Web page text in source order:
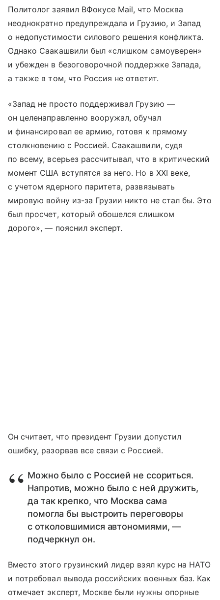
Политолог заявил ВФокусе Mail, что Москва
неоднократно предупреждала и Грузию, и Запад
о недопустимости силового решения конфликта.
Однако Саакашвили был «слишком самоуверен»
и убежден в безоговорочной поддержке Запада,
а также в том, что Россия не ответит.
«Запад не просто поддерживал Грузию —
он целенаправленно вооружал, обучал
и финансировал ее армию, готовя к прямому
столкновению с Россией. Саакашвили, судя
по всему, всерьез рассчитывал, что в критический
момент США вступятся за него. Но в XXI веке,
с учетом ядерного паритета, развязывать
мировую войну из-за Грузии никто не стал бы. Это
был просчет, который обошелся слишком
дорого», — пояснил эксперт.
Он считает, что президент Грузии допустил
ошибку, разорвав все связи с Россией.
Можно было с Россией не ссориться.
Напротив, можно было с ней дружить,
да так крепко, что Москва сама
помогла бы выстроить переговоры
с отколовшимися автономиями, —
подчеркнул он.
Вместо этого грузинский лидер взял курс на НАТО
и потребовал вывода российских военных баз. Как
отмечает эксперт, Москве были нужны опорные